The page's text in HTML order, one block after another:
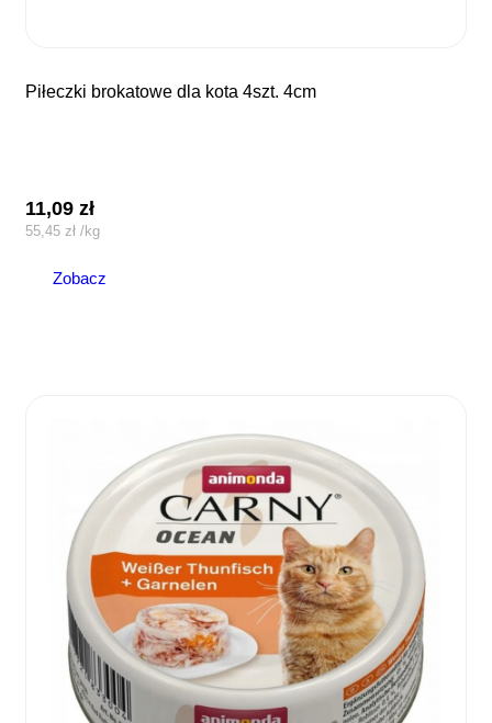
piłeczki brokatowe dla kota 4szt. 4cm
11,09zł
55,45 zł /kg
Zobacz